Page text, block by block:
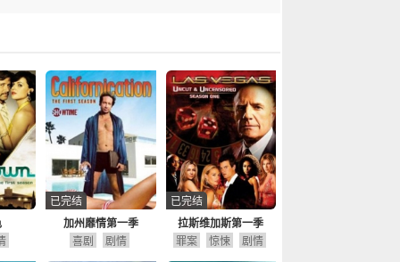
加州靡情第一季
已完结
喜剧 剧情
拉斯维加斯第一季
已完结
罪案 惊悚 剧情